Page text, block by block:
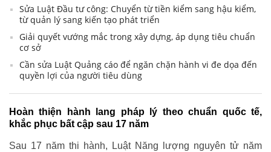
Sửa Luật Đầu tư công: Chuyển từ tiền kiểm sang hậu kiểm,
từ quản lý sang kiến tạo phát triển
Giải quyết vướng mắc trong xây dựng, áp dụng tiêu chuẩn
cơ sở
Cần sửa Luật Quảng cáo để ngăn chặn hành vi đe dọa đến
quyền lợi của người tiêu dùng
Hoàn thiện hành lang pháp lý theo chuẩn quốc tế,
khắc phục bất cập sau 17 năm
Sau 17 năm thi hành, Luật Năng lượng nguyên tử năm